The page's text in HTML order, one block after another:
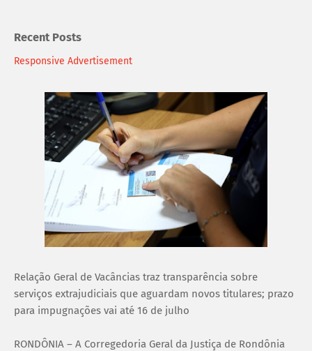
I
A
Recent Posts
Responsive Advertisement
Relação Geral de Vacâncias traz transparência sobre
serviços extrajudiciais que aguardam novos titulares; prazo
para impugnações vai até 16 de julho
RONDÔNIA – A Corregedoria Geral da Justiça de Rondônia